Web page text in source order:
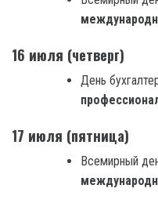
16 июля (четверг)
День
17 июля (пятница)
Всемирный